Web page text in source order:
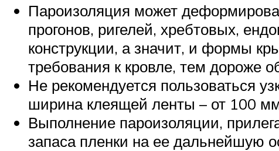
Пароизоляция может
прогонов, ригелей, хребтовых,
конструкции, а значит, и формы
требования к кровле, тем дороже
Не рекомендуется пользоваться
ширина клеящей ленты – от 100
Выполнение пароизоляции,
запаса пленки на ее дальнейшую